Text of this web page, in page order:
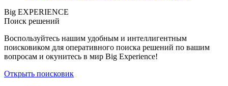
Big EXPERIENCE
Поиск решений
Воспользуйтесь нашим удобным и интеллигентным
поисковиком для оперативного поиска решений по вашим
вопросам и окунитесь в мир Big Experience!
Открыть поисковик